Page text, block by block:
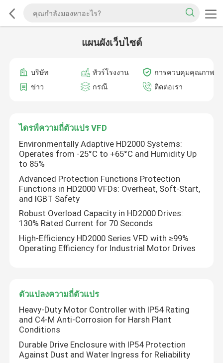
แผนผังเว็บไซต์
บริษัท ทัวร์โรงงาน
การควบคุมคุณภาพ
ข่าว
กรณี ติดต่อเรา
ไดรฟ์ความถี่ตัวแปร VFD
Environmentally Adaptive HD2000 Systems:
Operates from -25°C to +65°C and Humidity Up
to 85%
Advanced Protection Functions Protection
Functions in HD2000 VFDs: Overheat, Soft-Start,
and IGBT Safety
Robust Overload Capacity in HD2000 Drives:
130% Rated Current for 70 Seconds
High-Efficiency HD2000 Series VFD with ≥99%
Operating Efficiency for Industrial Motor Drives
ตัวแปลงความถี่ตัวแปร
Heavy-Duty Motor Controller with IP54 Rating
and C4-M Anti-Corrosion for Harsh Plant
Conditions
Durable Drive Enclosure with IP54 Protection
Against Dust and Water Ingress for Reliability